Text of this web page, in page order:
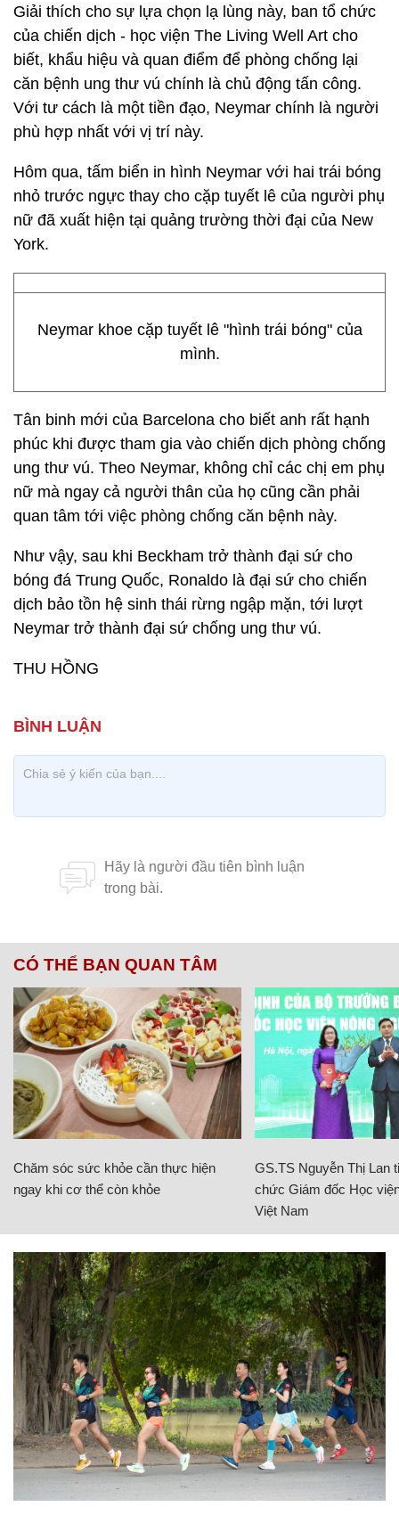
Giải thích cho sự lựa chọn lạ lùng này, ban tổ chức
của chiến dịch - học viện The Living Well Art cho
biết, khẩu hiệu và quan điểm để phòng chống lại
căn bệnh ung thư vú chính là chủ động tấn công.
Với tư cách là một tiền đạo, Neymar chính là người
phù hợp nhất với vị trí này.
Hôm qua, tấm biển in hình Neymar với hai trái bóng
nhỏ trước ngực thay cho cặp tuyết lê của người phụ
nữ đã xuất hiện tại quảng trường thời đại của New
York.
Neymar khoe cặp tuyết lê "hình trái bóng" của
mình.
Tân binh mới của Barcelona cho biết anh rất hạnh
phúc khi được tham gia vào chiến dịch phòng chống
ung thư vú. Theo Neymar, không chỉ các chị em phụ
nữ mà ngay cả người thân của họ cũng cần phải
quan tâm tới việc phòng chống căn bệnh này.
Như vậy, sau khi Beckham trở thành đại sứ cho
bóng đá Trung Quốc, Ronaldo là đại sứ cho chiến
dịch bảo tồn hệ sinh thái rừng ngập mặn, tới lượt
Neymar trở thành đại sứ chống ung thư vú.
THU HỒNG
CÓ THỂ BẠN QUAN TÂM
Chăm sóc sức khỏe cần thực hiện
ngay khi cơ thể còn khỏe
GS.TS Nguyễn Thị Lan
chức Giám đốc Học
Việt Nam